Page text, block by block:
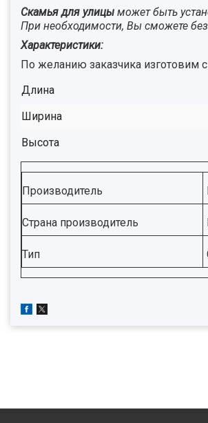
Скамья для улицы может быть
При необходимости, Вы сможете без
Характеристики:
По желанию заказчика
Длина
Ширина
Высота
Производитель
Страна производитель
Тип